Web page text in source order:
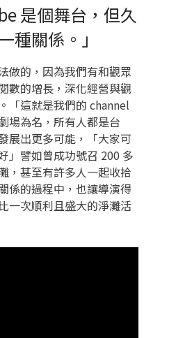
是個舞台，但久
種關係。」
做的，因為我們有和觀眾
數的增長，深化經營與觀
「這就是我們的 channel
場為名，所有人都是台
展出更多可能，「大家可
」譬如曾成功號召 200 多
，甚至有許多人一起收拾
係的過程中，也讓導演得
一次順利且盛大的淨灘活